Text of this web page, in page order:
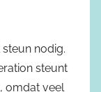
nodig.
steunt
omdat veel